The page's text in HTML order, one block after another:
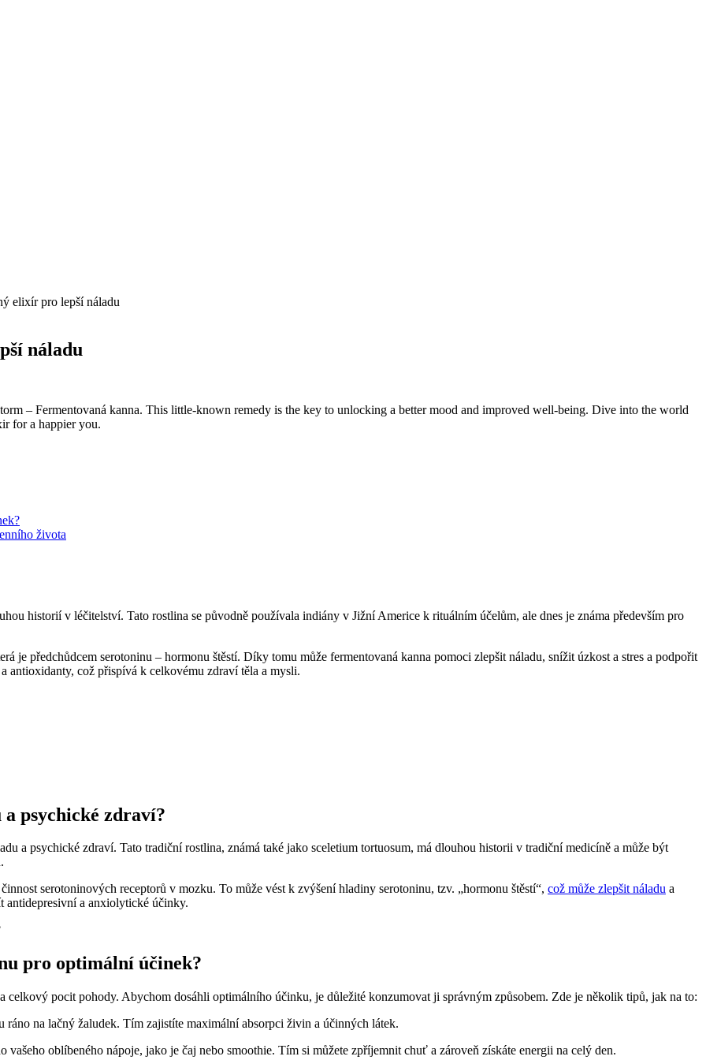
elixír pro lepší náladu
náladu
– Fermentovaná kanna. This little-known remedy is the key to unlocking a better mood and improved well-being. Dive into the world
for a happier you.
života
historií v léčitelství. Tato rostlina se původně používala indiány v Jižní Americe k rituálním účelům, ale dnes je známa především pro
je předchůdcem serotoninu – hormonu štěstí. Díky tomu může fermentovaná kanna pomoci zlepšit náladu, snížit úzkost a stres a podpořit
což přispívá k celkovému zdraví těla a mysli.
psychické zdraví?
a psychické zdraví. Tato tradiční rostlina, známá také jako sceletium tortuosum, má dlouhou historii v tradiční medicíně a může být
serotoninových receptorů v mozku. To může vést k zvýšení hladiny serotoninu, tzv. „hormonu štěstí“, což může zlepšit náladu a
antidepresivní a anxiolytické účinky.
pro optimální účinek?
celkový pocit pohody. Abychom dosáhli optimálního účinku, je důležité konzumovat ji správným způsobem. Zde je několik tipů, jak na to:
ráno na lačný žaludek. Tím zajistíte maximální absorpci živin a účinných látek.
vašeho oblíbeného nápoje, jako je čaj nebo smoothie. Tím si můžete zpříjemnit chuť a zároveň získáte energii na celý den.